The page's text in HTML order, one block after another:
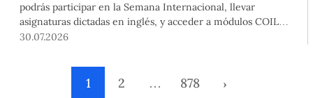
podrás participar en la Semana Internacional, llevar
asignaturas dictadas en inglés, y acceder a módulos COIL
junto con estudiantes y docentes de universidades
mediante el Campus Virtual, durante la Matrícula 2026-2.
30.07.2026
1 2 … 878 ›